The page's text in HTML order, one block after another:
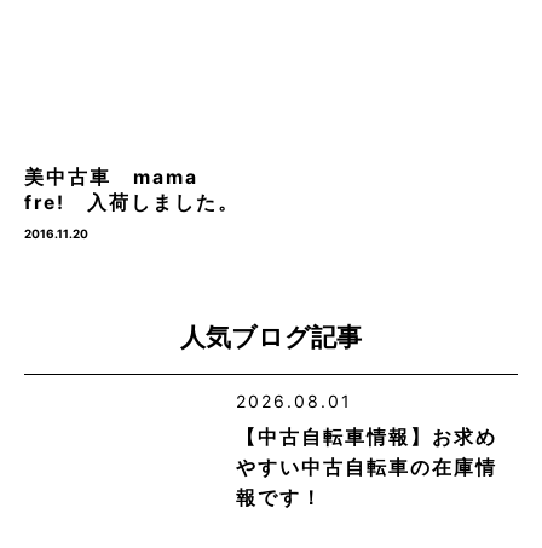
美中古車 mama
fre! 入荷しました。
2016.11.20
人気ブログ記事
2026.08.01
【中古自転車情報】お求め
やすい中古自転車の在庫情
報です！